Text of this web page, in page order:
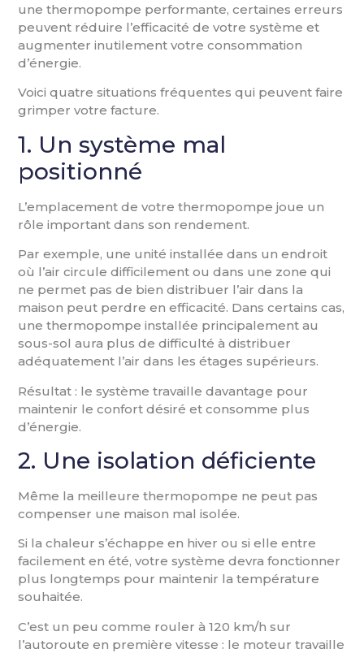
une thermopompe performante, certaines erreurs
peuvent réduire l’efficacité de votre système et
augmenter inutilement votre consommation
d’énergie.
Voici quatre situations fréquentes qui peuvent faire
grimper votre facture.
1. Un système mal
positionné
L’emplacement de votre thermopompe joue un
rôle important dans son rendement.
Par exemple, une unité installée dans un endroit
où l’air circule difficilement ou dans une zone qui
ne permet pas de bien distribuer l’air dans la
maison peut perdre en efficacité. Dans certains cas,
une thermopompe installée principalement au
sous-sol aura plus de difficulté à distribuer
adéquatement l’air dans les étages supérieurs.
Résultat : le système travaille davantage pour
maintenir le confort désiré et consomme plus
d’énergie.
2. Une isolation déficiente
Même la meilleure thermopompe ne peut pas
compenser une maison mal isolée.
Si la chaleur s’échappe en hiver ou si elle entre
facilement en été, votre système devra fonctionner
plus longtemps pour maintenir la température
souhaitée.
C’est un peu comme rouler à 120 km/h sur
l’autoroute en première vitesse : le moteur travaille